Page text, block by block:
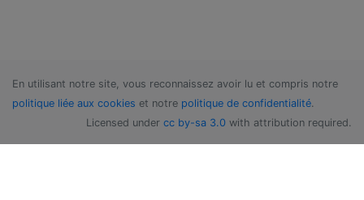
En utilisant notre site, vous reconnaissez avoir lu et compris notre
politique liée aux cookies et notre politique de confidentialité.
Licensed under cc by-sa 3.0 with attribution required.